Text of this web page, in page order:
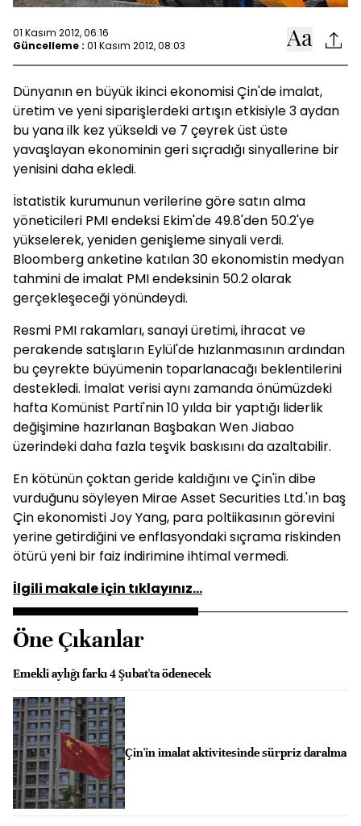
01 Kasım 2012, 06:16
Güncelleme : 01 Kasım 2012, 08:03
Dünyanın en büyük ikinci ekonomisi Çin'de imalat,
üretim ve yeni siparişlerdeki artışın etkisiyle 3 aydan
bu yana ilk kez yükseldi ve 7 çeyrek üst üste
yavaşlayan ekonominin geri sıçradığı sinyallerine bir
yenisini daha ekledi.
İstatistik kurumunun verilerine göre satın alma
yöneticileri PMI endeksi Ekim'de 49.8'den 50.2'ye
yükselerek, yeniden genişleme sinyali verdi.
Bloomberg anketine katılan 30 ekonomistin medyan
tahmini de imalat PMI endeksinin 50.2 olarak
gerçekleşeceği yönündeydi.
Resmi PMI rakamları, sanayi üretimi, ihracat ve
perakende satışların Eylül'de hızlanmasının ardından
bu çeyrekte büyümenin toparlanacağı beklentilerini
destekledi. İmalat verisi aynı zamanda önümüzdeki
hafta Komünist Parti'nin 10 yılda bir yaptığı liderlik
değişimine hazırlanan Başbakan Wen Jiabao
üzerindeki daha fazla teşvik baskısını da azaltabilir.
En kötünün çoktan geride kaldığını ve Çin'in dibe
vurduğunu söyleyen Mirae Asset Securities Ltd.'ın baş
Çin ekonomisti Joy Yang, para poltiikasının görevini
yerine getirdiğini ve enflasyondaki sıçrama riskinden
ötürü yeni bir faiz indirimine ihtimal vermedi.
İlgili makale için tıklayınız...
Öne Çıkanlar
Emekli aylığı farkı 4 Şubat'ta ödenecek
Çin'in imalat aktivitesinde sürpriz daralma